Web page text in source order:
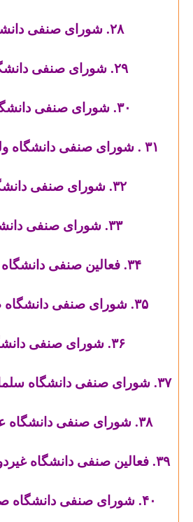
۲۸. شورای صنفی دانشگاه گناباد
۲۹. شورای صنفی دانشگاه دامغان
۳۰. شورای صنفی دانشگاه اصفهان
۳۱ . شورای صنفی دانشگاه ولیعصر رفسنجان
۳۲. شورای صنفی دانشگاه تفرش
۳۳. شورای صنفی دانشگاه اراک
۳۴. فعالین صنفی دانشگاه الزهرا تهران
۳۵. شورای صنفی دانشگاه صنعتی شریف
۳۶. شورای صنفی دانشگاه جهرم
۳۷. شورای صنفی دانشگاه سلمان فارسی کازرون
۳۸. شورای صنفی دانشگاه علامه طباطبائی
۳۹. فعالین صنفی دانشگاه غیردولتی علم و فرهنگ
۴۰. شورای صنفی دانشگاه صنعتی کرمانشاه